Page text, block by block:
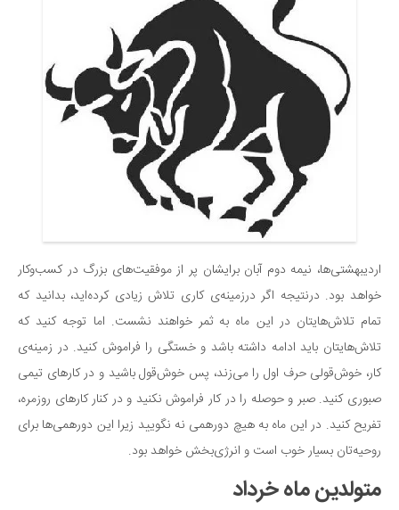
اردیبهشتی‌ها، نیمه‌ دوم آبان برایشان پر از موفقیت‌های بزرگ در کسب‌وکار
خواهد بود. درنتیجه اگر درزمینه‌ی کاری تلاش زیادی کرده‌اید، بدانید که
تمام تلاش‌هایتان در این ماه به ثمر خواهند نشست. اما توجه کنید که
تلاش‌هایتان باید ادامه داشته باشد و خستگی را فراموش کنید. در زمینه‌ی
کار، خوش‌قولی حرف اول را می‌زند، پس خوش‌قول باشید و در کارهای تیمی
صبوری کنید. صبر و حوصله را در کار فراموش نکنید و در کنار کارهای روزمره،
تفریح کنید. در این ماه به هیچ دورهمی نه نگویید زیرا این دورهمی‌ها برای
روحیه‌تان بسیار خوب است و انرژی‌بخش خواهد بود.
متولدین ماه خرداد